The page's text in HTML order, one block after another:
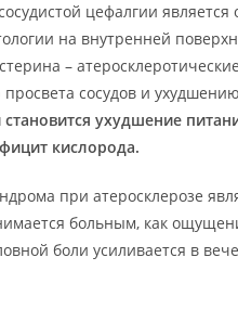
цефалгии является
на внутренней
–
сосудов и
ухудшение
кислорода.
при атеросклерозе
больным, как
боли усиливается в